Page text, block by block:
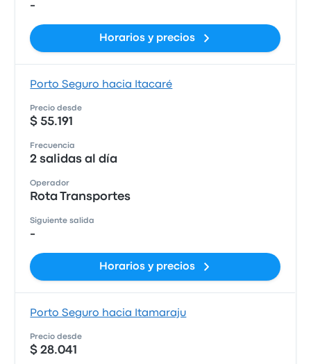
-
Horarios y precios
Porto Seguro hacia Itacaré
Precio desde
$ 55.191
Frecuencia
2 salidas al día
Operador
Rota Transportes
Siguiente salida
-
Horarios y precios
Porto Seguro hacia Itamaraju
Precio desde
$ 28.041